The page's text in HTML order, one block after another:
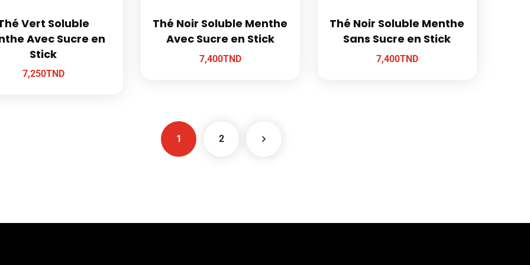
Vert Soluble
Avec Sucre en
Stick
7,250TND
Thé Noir Soluble Menthe
Avec Sucre en Stick
7,400TND
Thé Noir Soluble Menthe
Sans Sucre en Stick
7,400TND
1 2